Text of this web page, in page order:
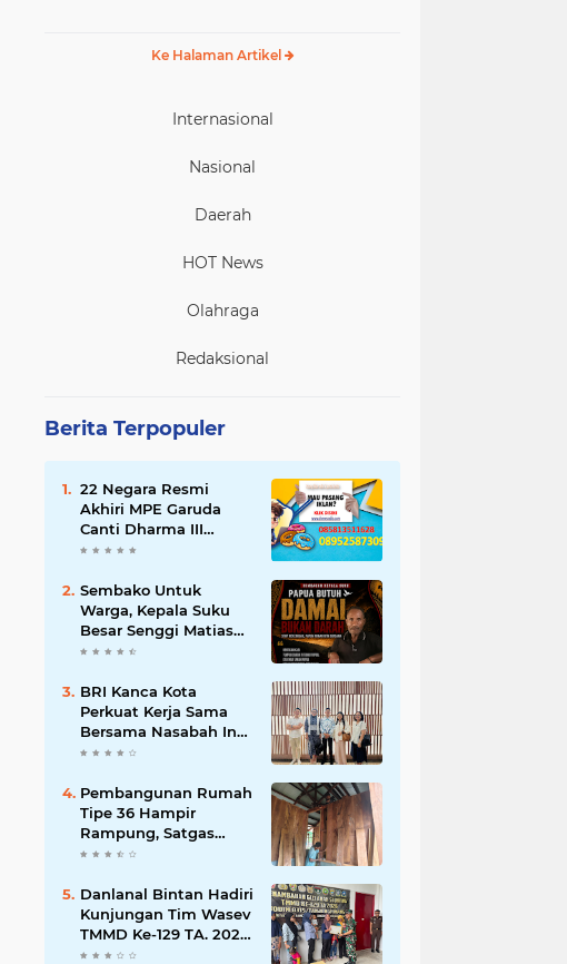
pangan pemerintah
33.244.408 penerima
Ke Halaman Artikel
Internasional
Nasional
Daerah
HOT News
Olahraga
Redaksional
Berita Terpopuler
22 Negara Resmi
Akhiri MPE Garuda
Canti Dharma III
Tahun 2026
Sembako Untuk
Warga, Kepala Suku
Besar Senggi Matias
Mangu Ajak Warga
Warga Sipil di
Yahukimo
BRI Kanca Kota
Perkuat Kerja Sama
Bersama Nasabah Inti,
Dorong Pertumbuhan
Pembangunan Rumah
Tipe 36 Hampir
Rampung, Satgas
TMMD Ke-129 Kodim
Wujudkan Hunian
Layak bagi Warga
Danlanal Bintan Hadiri
Kunjungan Tim Wasev
TMMD Ke-129 TA. 2026
Kodim